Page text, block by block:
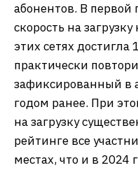
абонентов. В первой
скорость на
этих сетях
практически
зафиксированный в
годом ранее. При
на загрузку
рейтинге все
местах, что и в 2024